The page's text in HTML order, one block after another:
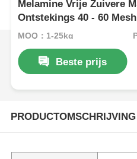
Melamine Vrije Zuivere
Ontstekings 40 - 60
MOQ：1-25kg
Beste prijs
PRODUCTOMSCHRIJVING